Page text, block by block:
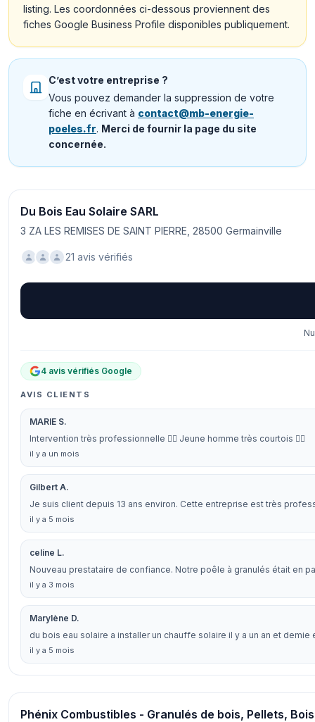
listing. Les coordonnées ci-dessous proviennent des
fiches Google Business Profile disponibles publiquement.
C’est votre entreprise ?
Vous pouvez demander la suppression de votre
fiche en écrivant à contact@mb-energie-
poeles.fr. Merci de fournir la page du site
concernée.
Du Bois Eau Solaire SARL
3 ZA LES REMISES DE SAINT PIERRE, 28500 Germainville
21 avis vérifiés
4 avis vérifiés Google
AVIS CLIENTS
MARIE S.
Intervention très professionnelle 👍🏻 Jeune homme très courtois 👍🏻
il y a un mois
Gilbert A.
Je suis client depuis 13 ans environ. Cette entreprise est très
il y a 5 mois
celine L.
Nouveau prestataire de confiance. Notre poêle à granulés était en
il y a 3 mois
Marylène D.
du bois eau solaire a installer un chauffe solaire il y a un an et
il y a 5 mois
Phénix Combustibles - Granulés de bois, Pellets,